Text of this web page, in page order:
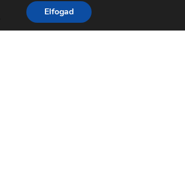
Elfogad